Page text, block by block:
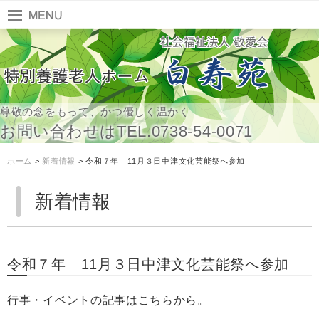
尊敬の念をもって、かつ優しく温かく
お問い合わせはTEL.0738-54-0071
ホーム > 新着情報 > 令和７年 11月３日中津文化芸能祭へ参加
新着情報
令和７年 11月３日中津文化芸能祭へ参加
行事・イベントの記事はこちらから。